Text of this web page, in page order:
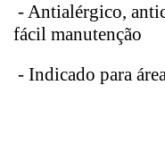
- Antialérgico,
fácil manutenção
- Indicado para